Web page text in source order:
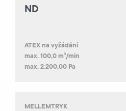
ND
ATEX na vyžádání
max. 100,0 m³/min
max. 2.200,00 Pa
MELLEMTRYK